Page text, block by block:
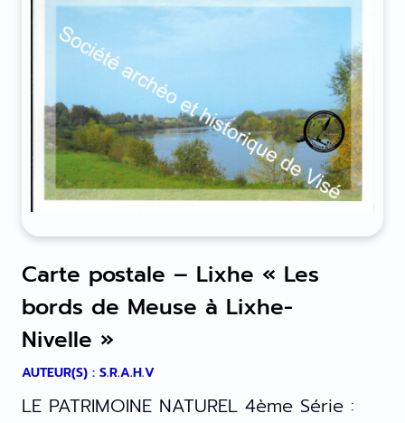
Carte postale – Lixhe « Les
bords de Meuse à Lixhe-
Nivelle »
AUTEUR(S) : S.R.A.H.V
LE PATRIMOINE NATUREL 4ème Série :